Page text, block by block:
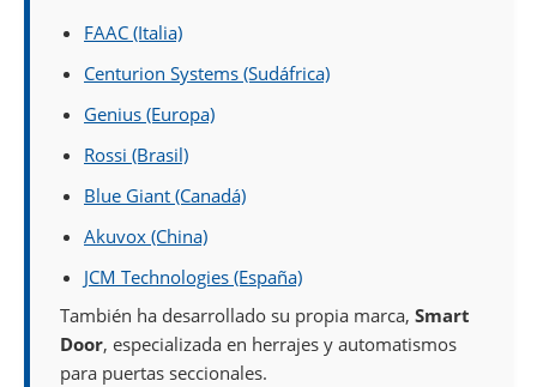
FAAC (Italia)
Centurion Systems (Sudáfrica)
Genius (Europa)
Rossi (Brasil)
Blue Giant (Canadá)
Akuvox (China)
JCM Technologies (España)
También ha desarrollado su propia marca, Smart
Door, especializada en herrajes y automatismos
para puertas seccionales.